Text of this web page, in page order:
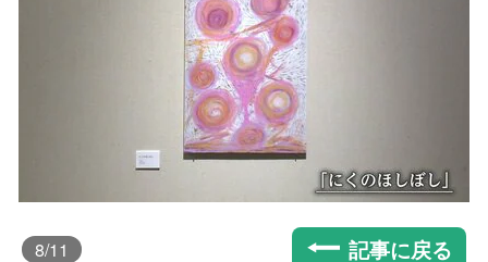
8/11 記事に戻る